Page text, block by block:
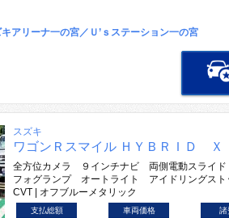
アリーナ一の宮／Ｕ’ｓステーション一の宮
スズキ
ワゴンＲスマイル ＨＹＢＲＩＤ
全方位カメラ ９インチナビ 両側電動スライ
フォグランプ オートライト アイドリングス
CVT | オフブルーメタリック
支払総額 車両価格 諸